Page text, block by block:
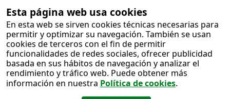
Esta página web usa cookies
En esta web se sirven cookies técnicas necesarias para
permitir y optimizar su navegación. También se usan
cookies de terceros con el fin de permitir
funcionalidades de redes sociales, ofrecer publicidad
basada en sus hábitos de navegación y analizar el
rendimiento y tráfico web. Puede obtener más
información en nuestra Política de cookies.